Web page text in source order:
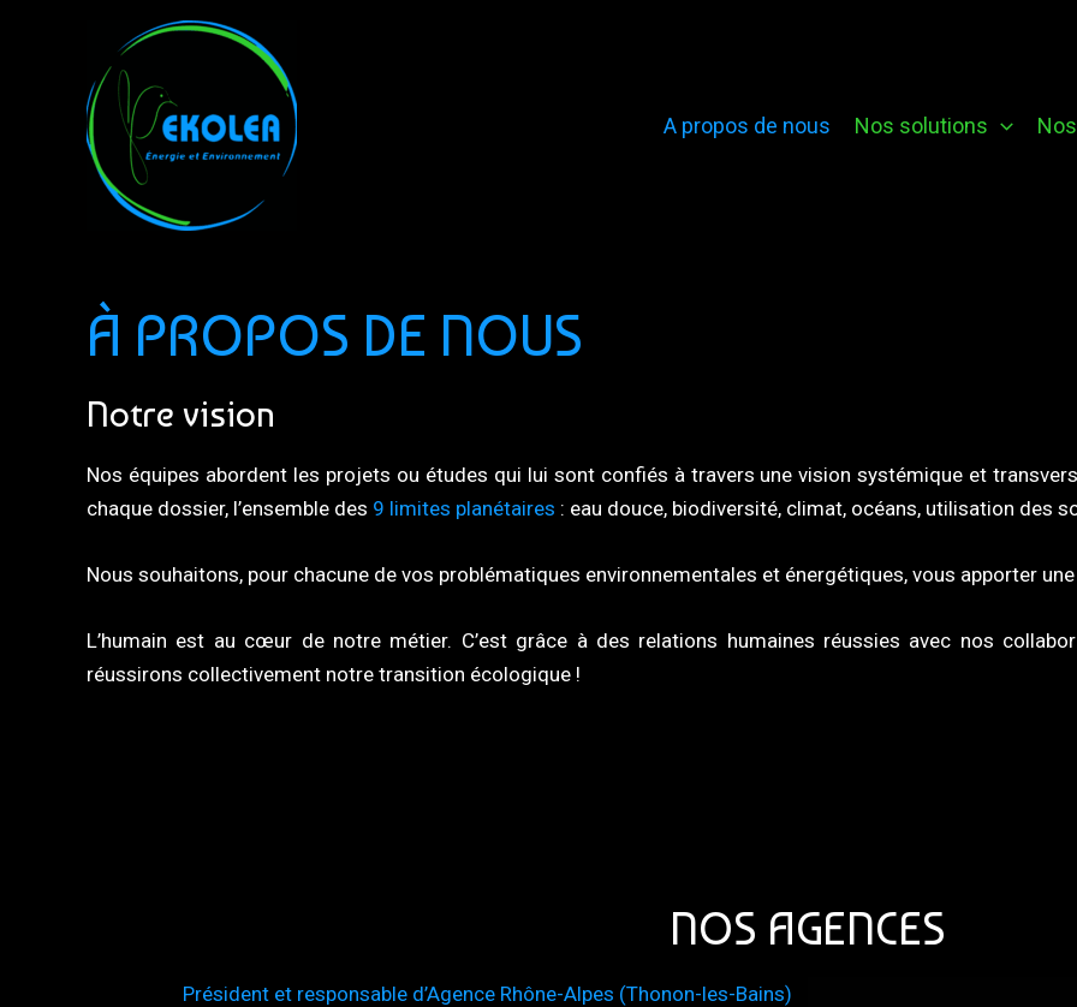
A propos de nous Nos solutions
À PROPOS DE NOUS
Notre vision
Nos équipes abordent les projets ou études qui lui sont confiés à travers une vision systémique et
chaque dossier, l’ensemble des 9 limites planétaires : eau douce, biodiversité, climat, océans, utilisation des
Nous souhaitons, pour chacune de vos problématiques environnementales et énergétiques, vous apporter
L’humain est au cœur de notre métier. C’est grâce à des relations humaines réussies avec nos
réussirons collectivement notre transition écologique !
NOS AGENCES
Président et responsable d’Agence Rhône-Alpes (Thonon-les-Bains)